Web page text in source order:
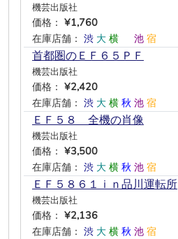
機芸出版社
価格： ¥1,760
在庫店舗： 渋 大 横 池 宿
首都圏のＥＦ６５ＰＦ
機芸出版社
価格： ¥2,420
在庫店舗： 渋 大 横 秋 池 宿
ＥＦ５８ 全機の肖像
機芸出版社
価格： ¥3,500
在庫店舗： 渋 大 横 秋 池 宿
ＥＦ５８６１ｉｎ品川運転所
機芸出版社
価格： ¥2,136
在庫店舗： 渋 大 横 秋 池 宿